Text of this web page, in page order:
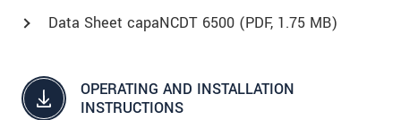
Data Sheet capaNCDT 6500 (PDF, 1.75 MB)
OPERATING AND INSTALLATION
INSTRUCTIONS